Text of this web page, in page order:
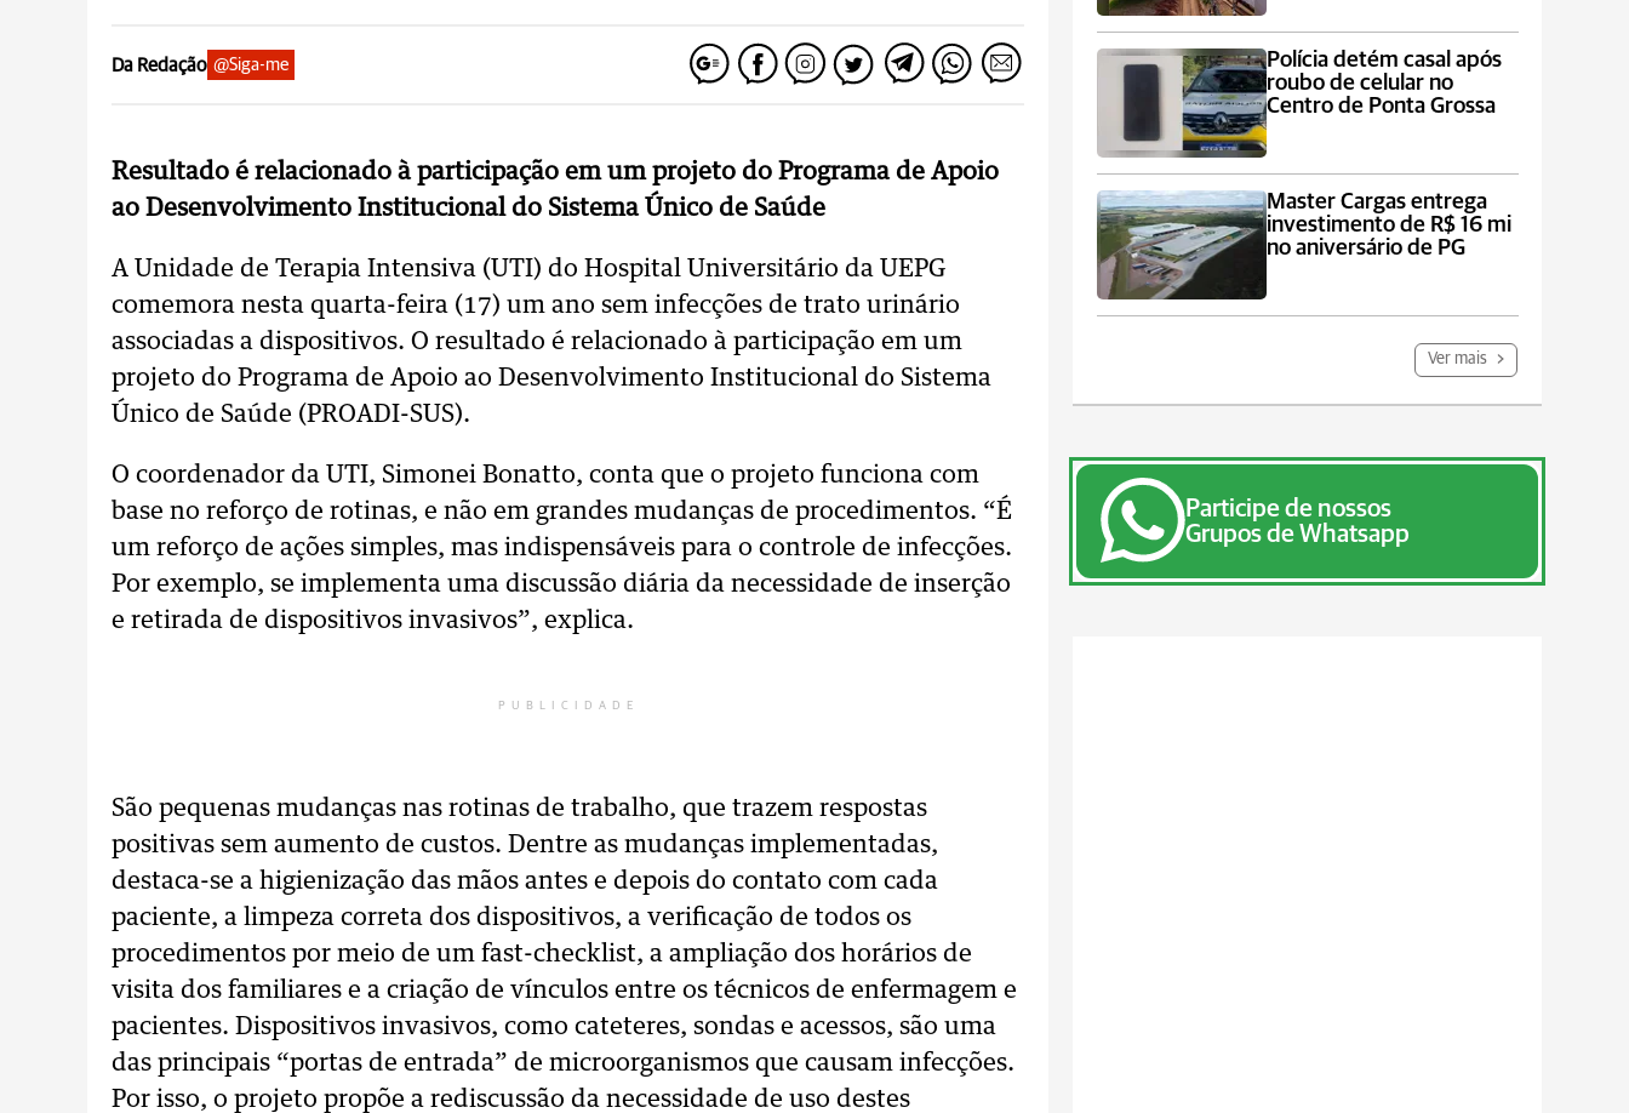
Da Redação @Siga-me
Resultado é relacionado à participação em um projeto do Programa de Apoio
ao Desenvolvimento Institucional do Sistema Único de Saúde
A Unidade de Terapia Intensiva (UTI) do Hospital Universitário da UEPG
comemora nesta quarta-feira (17) um ano sem infecções de trato urinário
associadas a dispositivos. O resultado é relacionado à participação em um
projeto do Programa de Apoio ao Desenvolvimento Institucional do Sistema
Único de Saúde (PROADI-SUS).
O coordenador da UTI, Simonei Bonatto, conta que o projeto funciona com
base no reforço de rotinas, e não em grandes mudanças de procedimentos. “É
um reforço de ações simples, mas indispensáveis para o controle de infecções.
Por exemplo, se implementa uma discussão diária da necessidade de inserção
e retirada de dispositivos invasivos”, explica.
PUBLICIDADE
São pequenas mudanças nas rotinas de trabalho, que trazem respostas
positivas sem aumento de custos. Dentre as mudanças implementadas,
destaca-se a higienização das mãos antes e depois do contato com cada
paciente, a limpeza correta dos dispositivos, a verificação de todos os
procedimentos por meio de um fast-checklist, a ampliação dos horários de
visita dos familiares e a criação de vínculos entre os técnicos de enfermagem e
pacientes. Dispositivos invasivos, como cateteres, sondas e acessos, são uma
das principais “portas de entrada” de microorganismos que causam infecções.
Por isso, o projeto propõe a rediscussão da necessidade de uso destes
Polícia detém casal após
roubo de celular no
Centro de Ponta Grossa
Master Cargas entrega
investimento de R$ 16 mi
no aniversário de PG
Ver mais
Participe de nossos
Grupos de Whatsapp